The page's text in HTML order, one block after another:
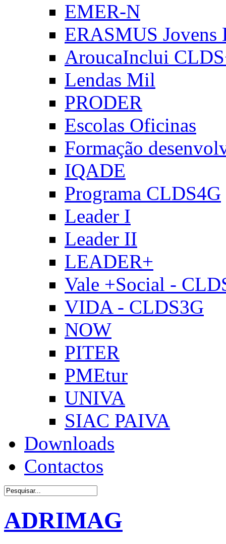
EMER-N
ERASMUS Jovens
AroucaInclui
Lendas Mil
PRODER
Escolas Oficinas
Formação
IQADE
Programa CLDS4G
Leader I
Leader II
LEADER+
Vale +Social -
VIDA - CLDS3G
NOW
PITER
PMEtur
UNIVA
SIAC PAIVA
Downloads
Contactos
ADRIMAG